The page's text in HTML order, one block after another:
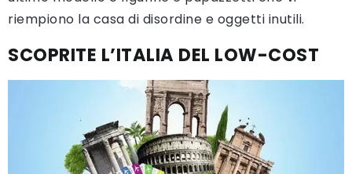
riempiono la casa di disordine e oggetti inutili.
SCOPRITE L’ITALIA DEL LOW-COST